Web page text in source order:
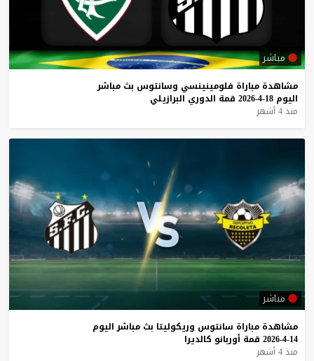
مباشر
مشاهدة مباراة فلومينينسي وسانتوس بث مباشر
اليوم 18-4-2026 قمة الدوري البرازيلي
منذ 4 أشهر
مباشر
مشاهدة مباراة سانتوس وريكوليتا بث مباشر اليوم
14-4-2026
قمة أوربانو كالديرا
منذ 4 أشهر